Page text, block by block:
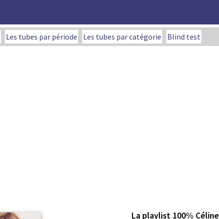
Les tubes par période Les tubes par catégorie Blind test
La playlist 100%